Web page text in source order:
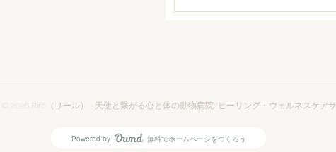
Rire（リール） ~天使と繋がる心と体の動物病院/ヒーリング・ウェルネスケア
Powered by AmebaOwnd
無料でホームページをつくろう